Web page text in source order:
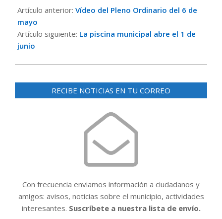
05-
18
Artículo anterior: Vídeo del Pleno Ordinario del 6 de
mayo
Artículo siguiente: La piscina municipal abre el 1 de
junio
RECIBE NOTICIAS EN TU CORREO
Con frecuencia enviamos información a ciudadanos y
amigos: avisos, noticias sobre el municipio, actividades
interesantes. Suscríbete a nuestra lista de envío.